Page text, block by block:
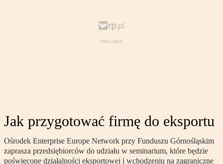
Jak przygotować firmę do eksportu
Ośrodek Enterprise Europe Network przy Funduszu Górnośląskim
zaprasza przedsiębiorców do udziału w seminarium, które będzie
poświęcone działalności eksportowej i wchodzeniu na zagraniczne